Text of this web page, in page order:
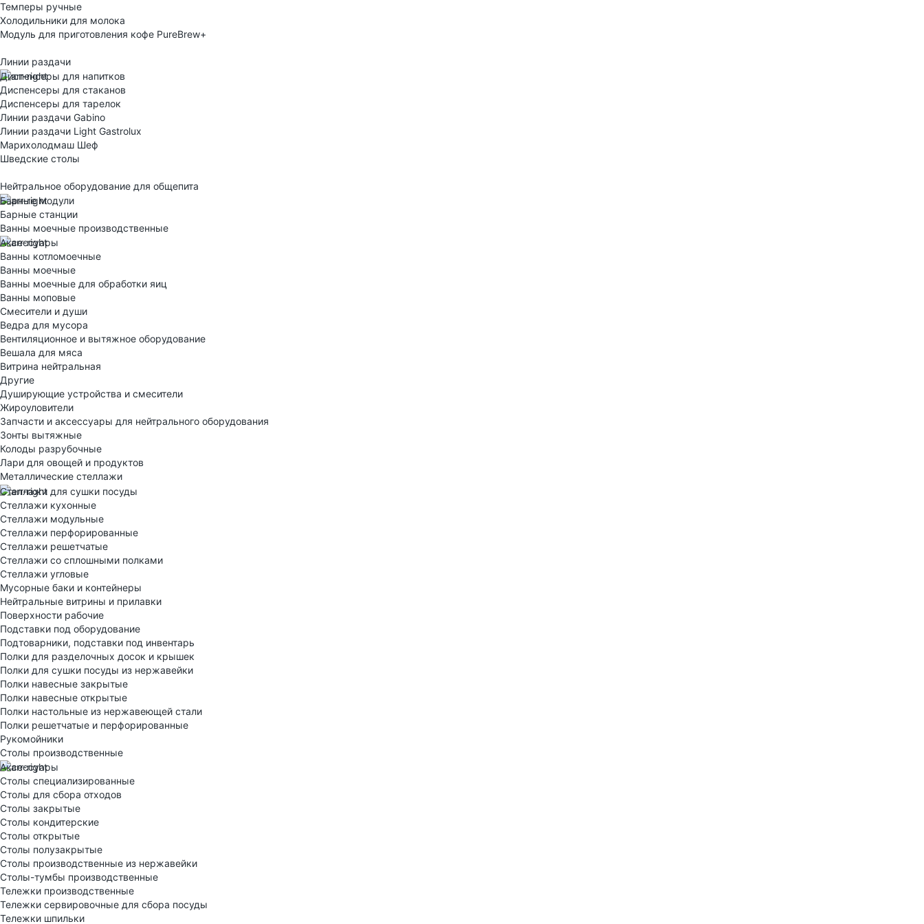
Темперы ручные
Холодильники для молока
Модуль для приготовления кофе PureBrew+
Линии раздачи
Диспенсеры для напитков
Диспенсеры для стаканов
Диспенсеры для тарелок
Линии раздачи Gabino
Линии раздачи Light Gastrolux
Марихолодмаш Шеф
Шведские столы
Нейтральное оборудование для общепита
Барные модули
Барные станции
Ванны моечные производственные
Аксессуары
Ванны котломоечные
Ванны моечные
Ванны моечные для обработки яиц
Ванны моповые
Смесители и души
Ведра для мусора
Вентиляционное и вытяжное оборудование
Вешала для мяса
Витрина нейтральная
Другие
Душирующие устройства и смесители
Жироуловители
Запчасти и аксессуары для нейтрального оборудования
Зонты вытяжные
Колоды разрубочные
Лари для овощей и продуктов
Металлические стеллажи
Стеллажи для сушки посуды
Стеллажи кухонные
Стеллажи модульные
Стеллажи перфорированные
Стеллажи решетчатые
Стеллажи со сплошными полками
Стеллажи угловые
Мусорные баки и контейнеры
Нейтральные витрины и прилавки
Поверхности рабочие
Подставки под оборудование
Подтоварники, подставки под инвентарь
Полки для разделочных досок и крышек
Полки для сушки посуды из нержавейки
Полки навесные закрытые
Полки навесные открытые
Полки настольные из нержавеющей стали
Полки решетчатые и перфорированные
Рукомойники
Столы производственные
Аксессуары
Столы специализированные
Столы для сбора отходов
Столы закрытые
Столы кондитерские
Столы открытые
Столы полузакрытые
Столы производственные из нержавейки
Столы-тумбы производственные
Тележки производственные
Тележки сервировочные для сбора посуды
Тележки шпильки